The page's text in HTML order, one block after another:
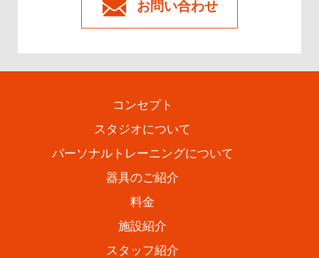
お問い合わせ
コンセプト
スタジオについて
パーソナルトレーニングについて
器具のご紹介
料金
施設紹介
スタッフ紹介